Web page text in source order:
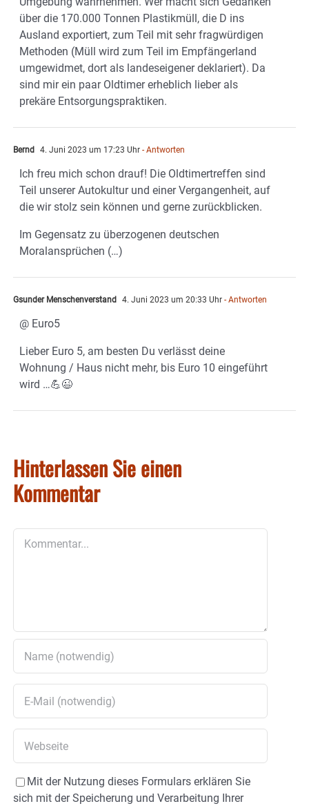
über die 170.000 Tonnen Plastikmüll, die D ins
Ausland exportiert, zum Teil mit sehr fragwürdigen
Methoden (Müll wird zum Teil im Empfängerland
umgewidmet, dort als landeseigener deklariert). Da
sind mir ein paar Oldtimer erheblich lieber als
prekäre Entsorgungspraktiken.
Bernd 4. Juni 2023 um 17:23 Uhr - Antworten
Ich freu mich schon drauf! Die Oldtimertreffen sind
Teil unserer Autokultur und einer Vergangenheit, auf
die wir stolz sein können und gerne zurückblicken.
Im Gegensatz zu überzogenen deutschen
Moralansprüchen (…)
Gsunder Menschenverstand 4. Juni 2023 um 20:33 Uhr - Antworten
@ Euro5
Lieber Euro 5, am besten Du verlässt deine
Wohnung / Haus nicht mehr, bis Euro 10 eingeführt
wird …💪😉
Hinterlassen Sie einen
Kommentar
Mit der Nutzung dieses Formulars erklären Sie
sich mit der Speicherung und Verarbeitung Ihrer